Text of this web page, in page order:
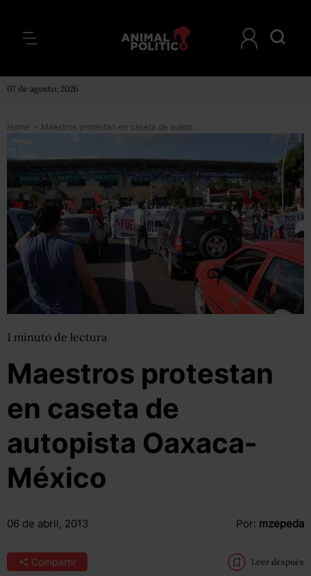
07 de agosto, 2026
Home > Maestros protestan en caseta de autopista Oaxaca-México
1 minuto de lectura
Maestros protestan
en caseta de
autopista Oaxaca-
México
06 de abril, 2013 Por: mzepeda
Compartir Leer después